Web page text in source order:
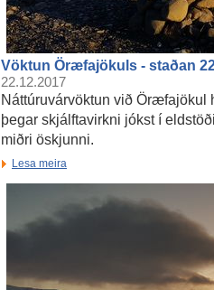
Vöktun Öræfajökuls - staðan
22.12.2017
Náttúruvárvöktun við Öræfajökul
þegar skjálftavirkni jókst í
miðri öskjunni.
Lesa meira